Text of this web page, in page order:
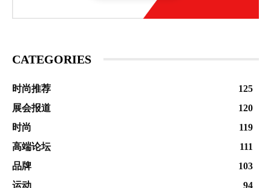
CATEGORIES
时尚推荐
125
展会报道
120
时尚
119
高端论坛
111
品牌
103
运动
94